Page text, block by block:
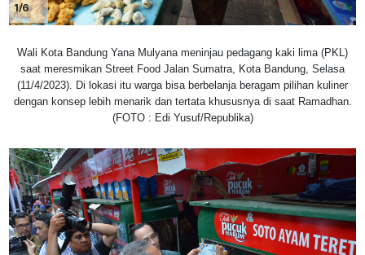
1/6
Wali Kota Bandung Yana Mulyana meninjau pedagang kaki lima (PKL)
saat meresmikan Street Food Jalan Sumatra, Kota Bandung, Selasa
(11/4/2023). Di lokasi itu warga bisa berbelanja beragam pilihan kuliner
dengan konsep lebih menarik dan tertata khususnya di saat Ramadhan.
(FOTO : Edi Yusuf/Republika)